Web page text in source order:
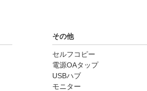
その他
セルフコピー
電源OAタップ
USBハブ
モニター